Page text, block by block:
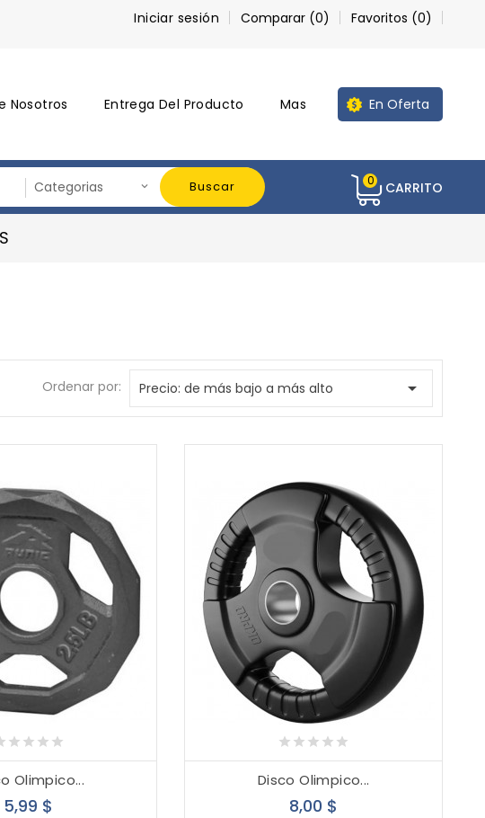
Iniciar sesión Comparar (0) Favoritos (0)
Nosotros Entrega Del Producto Mas En Oferta
Buscar CARRITO
0
Ordenar por: Precio: de más bajo a más alto 
Olimpico...
5,99 $
Disco Olimpico...
8,00 $